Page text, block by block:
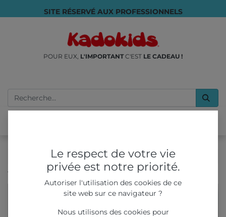
SITE RÉSERVÉ AUX PROFESSIONNELS
POUR EUX, L'IMPORTANTC'EST LE CADEAU !
Tous les produits ANIMAUX BLOB 60mm
Le respect de votre vie
privée est notre priorité.
Autoriser l'utilisation des cookies de ce
site web sur ce navigateur ?
Nous utilisons des cookies pour